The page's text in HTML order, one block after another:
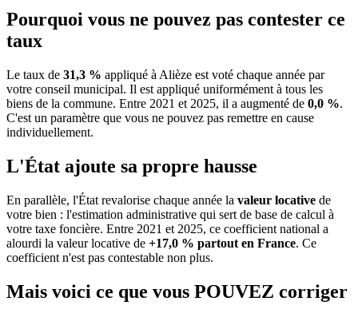
Pourquoi vous ne pouvez pas contester ce
taux
Le taux de 31,3 % appliqué à Alièze est voté chaque année par
votre conseil municipal. Il est appliqué uniformément à tous les
biens de la commune. Entre 2021 et 2025, il a augmenté de 0,0 %.
C'est un paramètre que vous ne pouvez pas remettre en cause
individuellement.
L'État ajoute sa propre hausse
En parallèle, l'État revalorise chaque année la valeur locative de
votre bien : l'estimation administrative qui sert de base de calcul à
votre taxe foncière. Entre 2021 et 2025, ce coefficient national a
alourdi la valeur locative de +17,0 % partout en France. Ce
coefficient n'est pas contestable non plus.
Mais voici ce que vous POUVEZ corriger